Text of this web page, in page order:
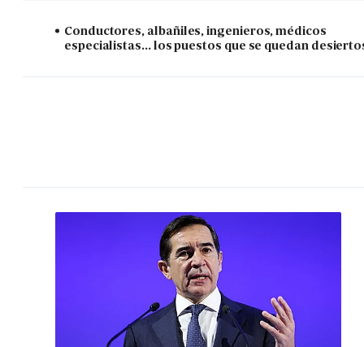
Conductores, albañiles, ingenieros, médicos
especialistas... los puestos que se quedan